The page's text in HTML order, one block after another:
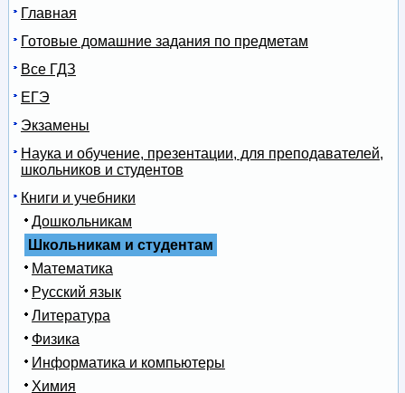
Главная
Готовые домашние задания по предметам
Все ГДЗ
ЕГЭ
Экзамены
Наука и обучение, презентации, для преподавателей,
школьников и студентов
Книги и учебники
Дошкольникам
Школьникам и студентам
Математика
Русский язык
Литература
Физика
Информатика и компьютеры
Химия